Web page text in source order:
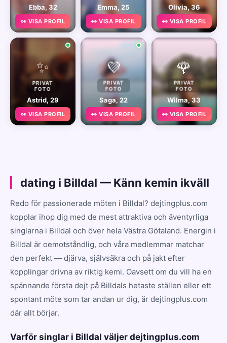
Ebba, 32
👀 VISA PROFIL
Emma, 25
👀 VISA PROFIL
Olivia, 36
👀 VISA PROFIL
✨
PRIVAT
FOTO
Astrid, 29
👀 VISA PROFIL
💜
PRIVAT
FOTO
Saga, 22
👀 VISA PROFIL
🌹
PRIVAT
FOTO
Wilma, 33
👀 VISA PROFIL
dating i Billdal — Känn kemin ikväll
Redo för passionerade möten i Billdal? dejtingplus.com
kopplar ihop dig med de mest attraktiva och äventyrliga
singlarna i Billdal och över hela Västra Götaland. Energin i
Billdal är oemotståndlig, och våra medlemmar matchar
den perfekt — djärva, självsäkra och på jakt efter
kopplingar drivna av riktig kemi. Oavsett om du vill ha en
spännande första dejt på Billdals hetaste ställen eller ett
spontant möte som tar andan ur dig, är dejtingplus.com
där allt börjar.
Varför singlar i Billdal väljer dejtingplus.com